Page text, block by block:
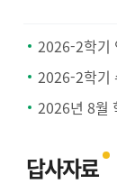
2026-2학기 역사
2026-2학기
2026년 8월
답사자료